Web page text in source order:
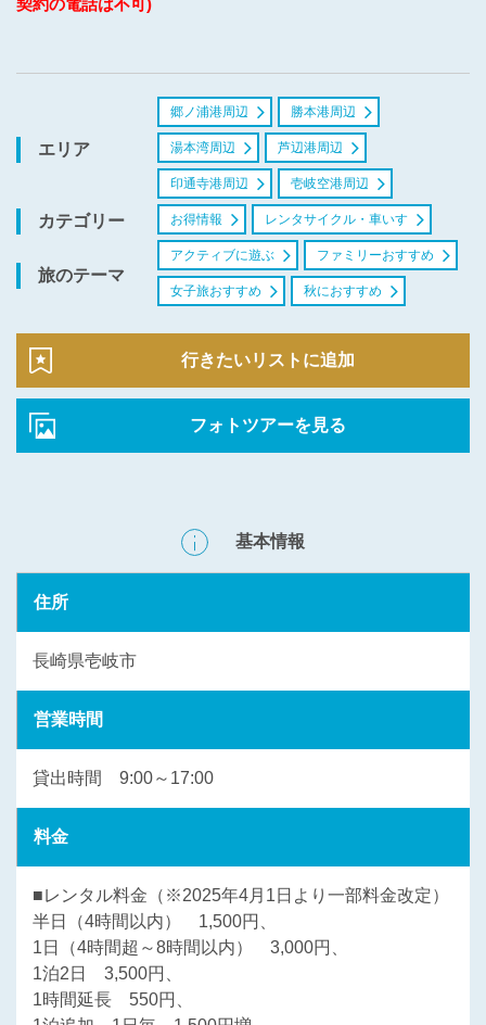
エリア
郷ノ浦港周辺 勝本港周辺
湯本湾周辺 芦辺港周辺
印通寺港周辺 壱岐空港周辺
カテゴリー お得情報 レンタサイクル・車いす
旅のテーマ
アクティブに遊ぶ ファミリーおすすめ
女子旅おすすめ 秋におすすめ
行きたいリストに追加
フォトツアーを見る
基本情報
住所
長崎県壱岐市
営業時間
貸出時間 9:00～17:00
料金
■レンタル料金（※2025年4月1日より一部料金改定）
半日（4時間以内） 1,500円、
1日（4時間超～8時間以内） 3,000円、
1泊2日 3,500円、
1時間延長 550円、